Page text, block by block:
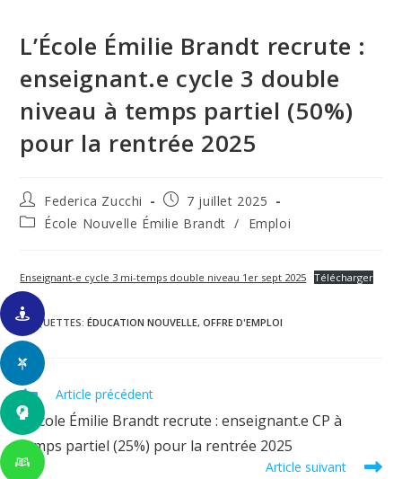
L’École Émilie Brandt recrute :
enseignant.e cycle 3 double
niveau à temps partiel (50%)
pour la rentrée 2025
Auteur/autrice
de
la
Federica Zucchi
Publication
publiée :
7 juillet 2025
PostÉcole Nouvelle Émilie Brandt / Emploi
Enseignant-e cycle 3 mi-temps double niveau 1er sept 2025 Télécharger
ÉTIQUETTES:ÉDUCATION NOUVELLE, OFFRE D'EMPLOI
Read
more
articles
Article précédent
L’École Émilie Brandt recrute : enseignant.e CP à
temps partiel (25%) pour la rentrée 2025
Article suivant